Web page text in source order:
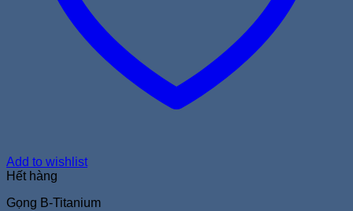
Add to wishlist
Hết hàng
Gọng B-Titanium